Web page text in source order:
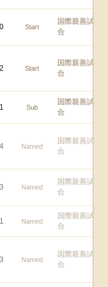
Start
国際親善試
合
Start
国際親善試
合
Sub
国際親善試
合
Named
国際親善試
合
Named
国際親善試
合
Named
国際親善試
合
Named
国際親善試
合